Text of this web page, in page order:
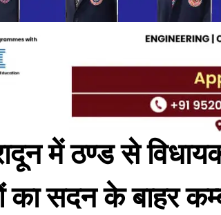
में ठण्ड से
का सदन के बाहर